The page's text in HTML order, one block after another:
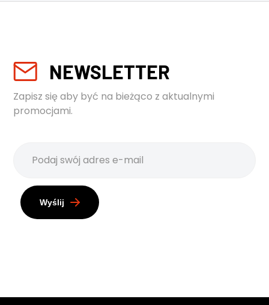
NEWSLETTER
Zapisz się aby być na bieżąco z aktualnymi
promocjami.
Wyślij